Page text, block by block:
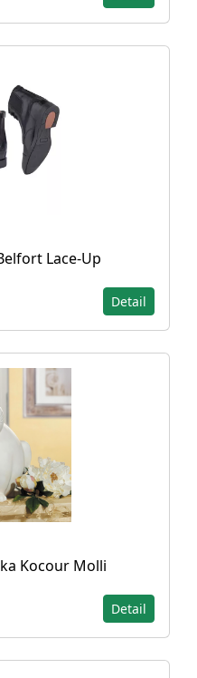
Lace-Up
Detail
Kocour Molli
Detail